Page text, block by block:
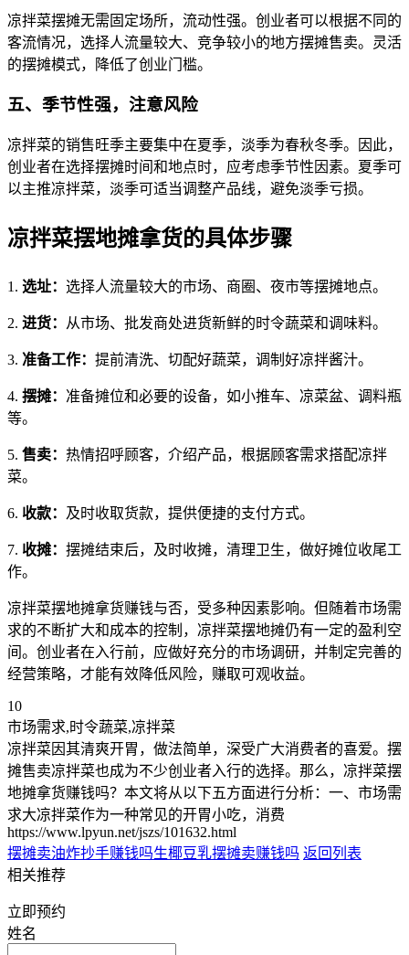
凉拌菜摆摊无需固定场所，流动性强。创业者可以根据不同的
客流情况，选择人流量较大、竞争较小的地方摆摊售卖。灵活
的摆摊模式，降低了创业门槛。
五、季节性强，注意风险
凉拌菜的销售旺季主要集中在夏季，淡季为春秋冬季。因此，
创业者在选择摆摊时间和地点时，应考虑季节性因素。夏季可
以主推凉拌菜，淡季可适当调整产品线，避免淡季亏损。
凉拌菜摆地摊拿货的具体步骤
1. 选址： 选择人流量较大的市场、商圈、夜市等摆摊地点。
2. 进货： 从市场、批发商处进货新鲜的时令蔬菜和调味料。
3. 准备工作： 提前清洗、切配好蔬菜，调制好凉拌酱汁。
4. 摆摊： 准备摊位和必要的设备，如小推车、凉菜盆、调料瓶
等。
5. 售卖： 热情招呼顾客，介绍产品，根据顾客需求搭配凉拌
菜。
6. 收款： 及时收取货款，提供便捷的支付方式。
7. 收摊： 摆摊结束后，及时收摊，清理卫生，做好摊位收尾工
作。
凉拌菜摆地摊拿货赚钱与否，受多种因素影响。但随着市场需
求的不断扩大和成本的控制，凉拌菜摆地摊仍有一定的盈利空
间。创业者在入行前，应做好充分的市场调研，并制定完善的
经营策略，才能有效降低风险，赚取可观收益。
10
市场需求,时令蔬菜,凉拌菜
凉拌菜因其清爽开胃，做法简单，深受广大消费者的喜爱。摆
摊售卖凉拌菜也成为不少创业者入行的选择。那么，凉拌菜摆
地摊拿货赚钱吗？本文将从以下五方面进行分析：一、市场需
求大凉拌菜作为一种常见的开胃小吃，消费
https://www.lpyun.net/jszs/101632.html
摆摊卖油炸抄手赚钱吗生椰豆乳摆摊卖赚钱吗 返回列表
相关推荐
立即预约
姓名